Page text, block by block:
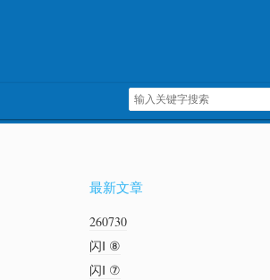
最新文章
260730
闪Ⅰ ⑧
闪Ⅰ ⑦